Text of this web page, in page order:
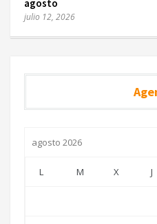
agosto
julio 12, 2026
agosto 2026
L M X J